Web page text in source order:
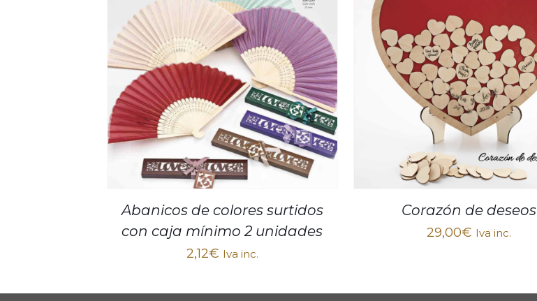
Abanicos de colores surtidos
con caja mínimo 2 unidades
2,12€ Iva inc.
Corazón de deseos
29,00€ Iva inc.